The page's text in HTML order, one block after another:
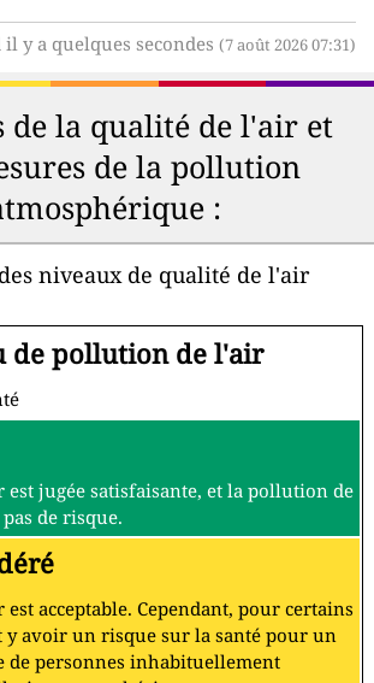
y a quelques secondes (7 août 2026 07:31)
de la qualité de l'air et
de la pollution
:
niveaux de qualité de l'air
de pollution de l'air
est jugée satisfaisante, et la pollution de
de risque.
acceptable. Cependant, pour certains
avoir un risque sur la santé pour un
de personnes inhabituellement